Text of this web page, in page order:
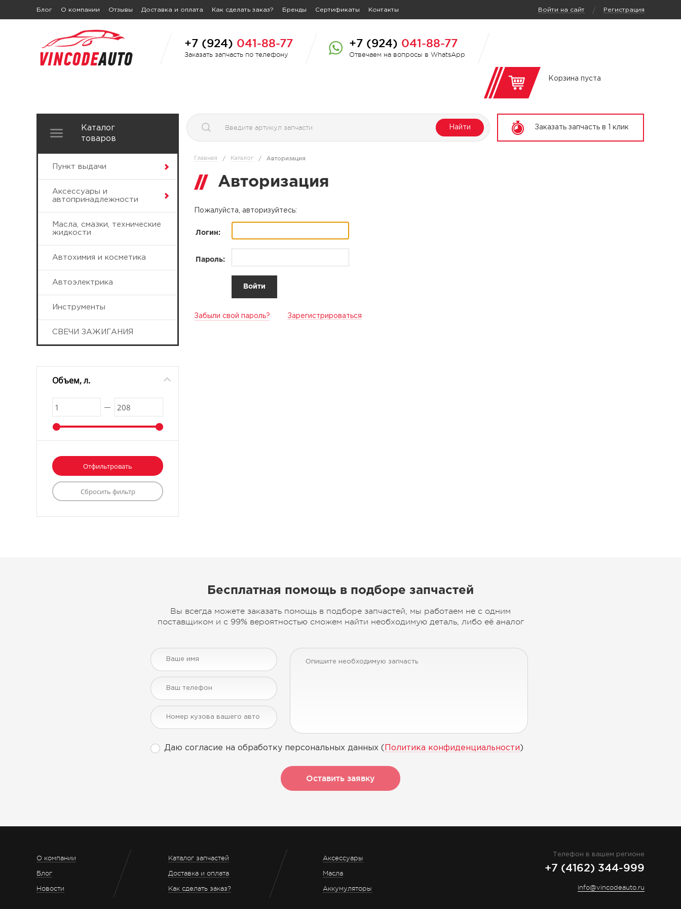
Блог О компании Отзывы Доставка и оплата Как сделать заказ? Бренды Сертификаты Контакты Войти на сайт / Регистрация
+7 (924) 041-88-77
Заказать запчасть по телефону
+7 (924) 041-88-77
Отвечаем на вопросы в WhatsApp
Корзина пуста
Каталог
товаров
Пункт выдачи
Аксессуары и
автопринадлежности
Масла, смазки, технические
жидкости
Автохимия и косметика
Автоэлектрика
Инструменты
СВЕЧИ ЗАЖИГАНИЯ
Объем, л.
Найти Заказать запчасть в 1 клик
Главная / Каталог / Авторизация
Авторизация
Пожалуйста, авторизуйтесь:
Логин:
Пароль:
Забыли свой пароль? Зарегистрироваться
Бесплатная помощь в подборе запчастей
Вы всегда можете заказать помощь в подборе запчастей, мы работаем не с одним
поставщиком и с 99% вероятностью сможем найти необходимую деталь, либо её аналог
Даю согласие на обработку персональных данных ( Политика конфиденциальности )
Оставить заявку
О компании
Блог
Новости
Каталог запчастей
Доставка и оплата
Как сделать заказ?
Аксессуары
Масла
Аккумуляторы
Телефон в вашем регионе
+7 (4162) 344-999
info@vincodeauto.ru